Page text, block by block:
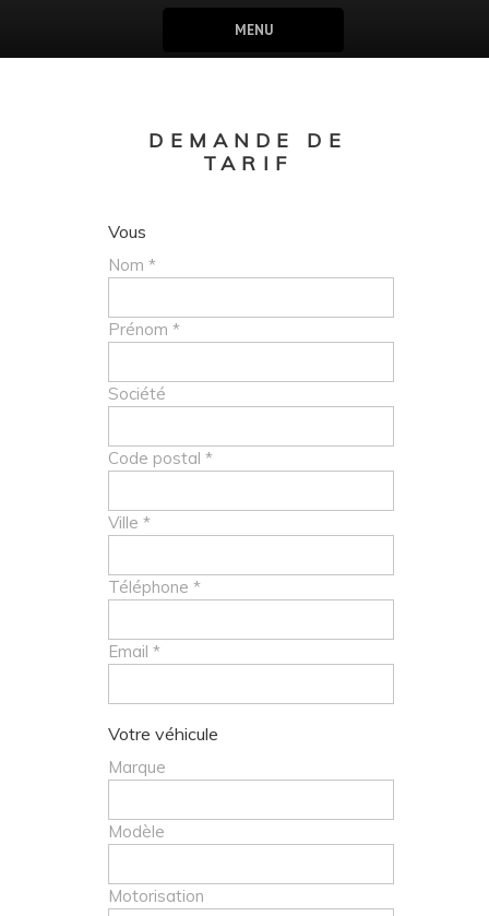
MENU
DEMANDE DE
TARIF
Vous
Nom *
Prénom *
Société
Code postal *
Ville *
Téléphone *
Email *
Votre véhicule
Marque
Modèle
Motorisation